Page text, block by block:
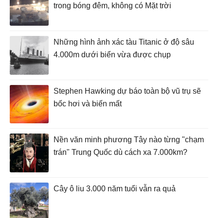
trong bóng đêm, không có Mặt trời
Những hình ảnh xác tàu Titanic ở độ sâu
4.000m dưới biển vừa được chụp
Stephen Hawking dự báo toàn bộ vũ trụ sẽ
bốc hơi và biến mất
Nền văn minh phương Tây nào từng "chạm
trán" Trung Quốc dù cách xa 7.000km?
Cây ô liu 3.000 năm tuổi vẫn ra quả